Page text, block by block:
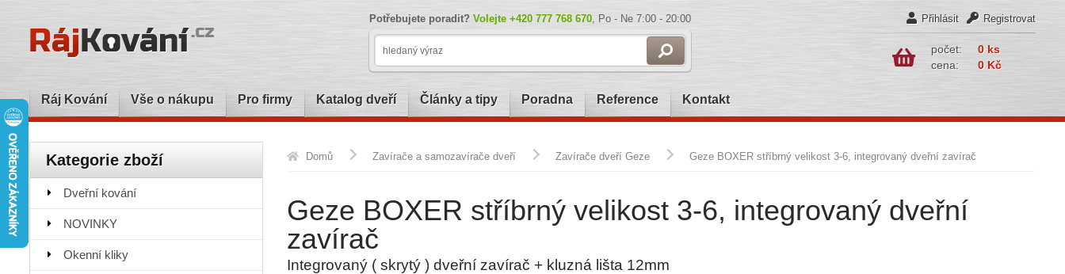
Potřebujete poradit? Volejte +420 777 768 670, Po - Ne 7:00 - 20:00 Přihlásit Registrovat
počet:
0 ks
cena:
0 Kč
Ráj Kování Vše o nákupu Pro firmy Katalog dveří Články a tipy Poradna Reference Kontakt
Kategorie zboží
Dveřní kování
NOVINKY
Okenní kliky
Domů Zavírače a samozavírače dveří Zavírače dveří Geze Geze BOXER stříbrný velikost 3-6, integrovaný dveřní zavírač
Geze BOXER stříbrný velikost 3-6, integrovaný dveřní
zavírač
Integrovaný ( skrytý ) dveřní zavírač + kluzná lišta 12mm